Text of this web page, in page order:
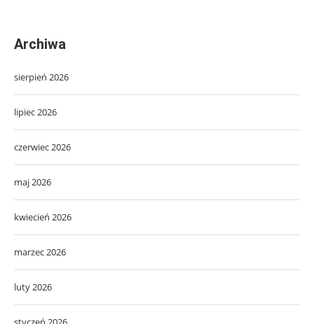
Archiwa
sierpień 2026
lipiec 2026
czerwiec 2026
maj 2026
kwiecień 2026
marzec 2026
luty 2026